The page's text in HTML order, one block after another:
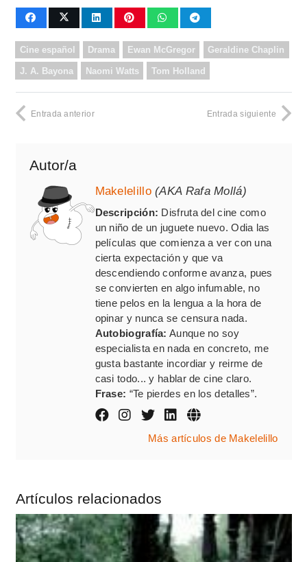
Cine español Drama Ewan McGregor Geraldine Chaplin
J. A. Bayona Naomi Watts Tom Holland
Entrada anterior Entrada siguiente
Autor/a
Makelelillo (AKA Rafa Mollá)
Descripción: Disfruta del cine como
un niño de un juguete nuevo. Odia las
películas que comienza a ver con una
cierta expectación y que va
descendiendo conforme avanza, pues
se convierten en algo infumable, no
tiene pelos en la lengua a la hora de
opinar y nunca se censura nada.
Autobiografía: Aunque no soy
especialista en nada en concreto, me
gusta bastante incordiar y reirme de
casi todo... y hablar de cine claro.
Frase: “Te pierdes en los detalles”.
Más artículos de Makelelillo
Artículos relacionados